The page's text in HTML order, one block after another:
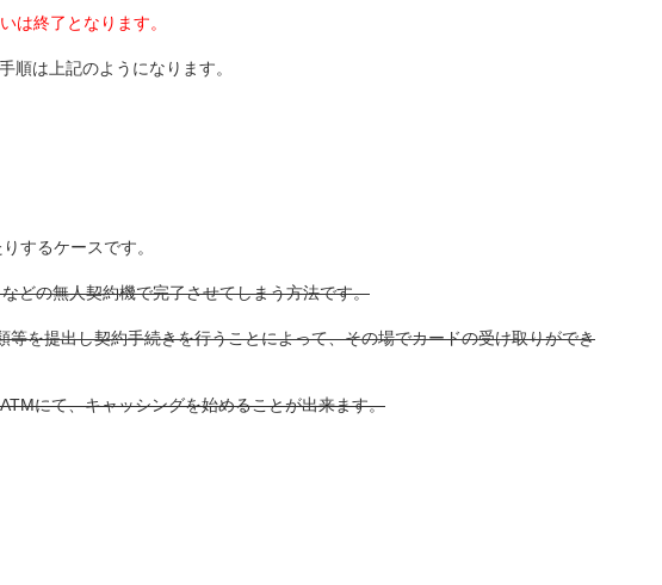
は終了となります。
は上記のようになります。
するケースです。
などの無人契約機で完了させてしまう方法です。
等を提出し契約手続きを行うことによって、その場でカードの受け取りができ
にて、キャッシングを始めることが出来ます。